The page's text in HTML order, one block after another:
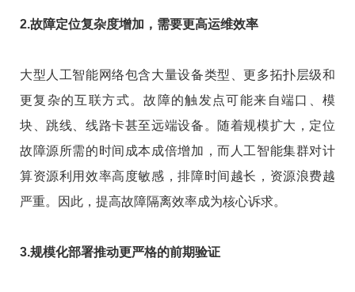
2.故障定位复杂度增加，需要更高运维效率
大型人工智能网络包含大量设备类型、更多拓扑层级和
更复杂的互联方式。故障的触发点可能来自端口、模
块、跳线、线路卡甚至远端设备。随着规模扩大，定位
故障源所需的时间成本成倍增加，而人工智能集群对计
算资源利用效率高度敏感，排障时间越长，资源浪费越
严重。因此，提高故障隔离效率成为核心诉求。
3.规模化部署推动更严格的前期验证